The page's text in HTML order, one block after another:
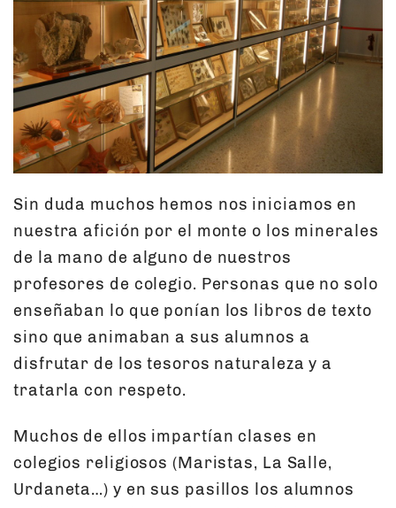
Sin duda muchos hemos nos iniciamos en
nuestra afición por el monte o los minerales
de la mano de alguno de nuestros
profesores de colegio. Personas que no solo
enseñaban lo que ponían los libros de texto
sino que animaban a sus alumnos a
disfrutar de los tesoros naturaleza y a
tratarla con respeto.
Muchos de ellos impartían clases en
colegios religiosos (Maristas, La Salle,
Urdaneta…) y en sus pasillos los alumnos